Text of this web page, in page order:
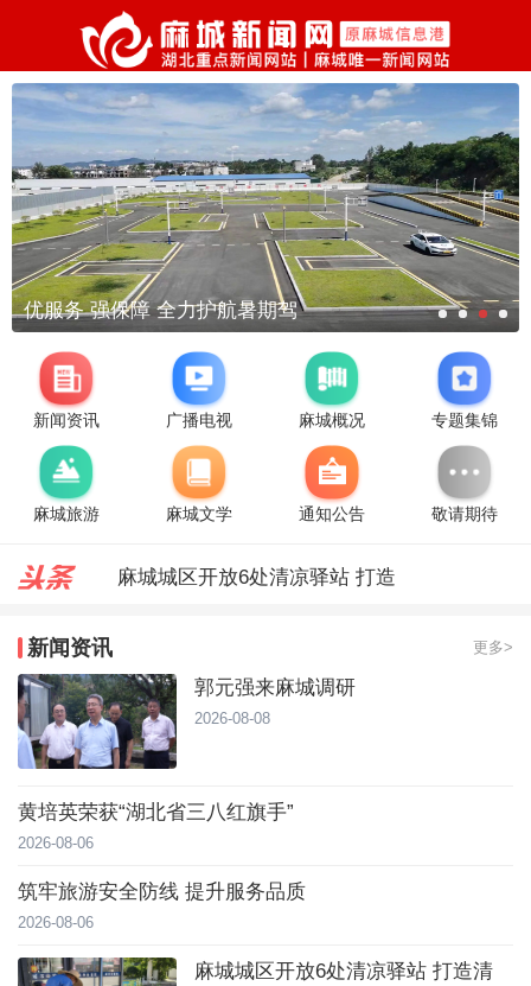
障 全力护航暑期驾 裴永波
新闻资讯 广播电视 麻城概况 专题集锦
麻城旅游 麻城文学 通知公告 敬请期待
麻城城区开放6处清凉驿站 打造
台风靠近！直冲40℃，黄冈高温预
新闻资讯 更多>
郭元强来麻城调研
2026-08-08
黄培英荣获“湖北省三八红旗手”
2026-08-06
筑牢旅游安全防线 提升服务品质
2026-08-06
麻城城区开放6处清凉驿站 打造清